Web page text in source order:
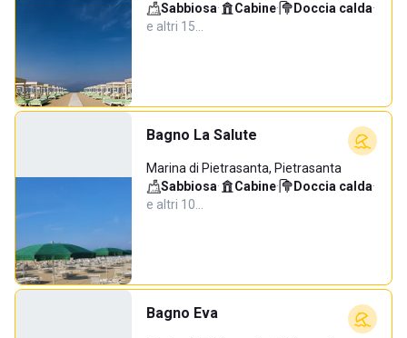
Sabbiosa· Cabine· Doccia calda·
e altri 15…
Bagno La Salute
Marina di Pietrasanta, Pietrasanta
Sabbiosa· Cabine· Doccia calda·
e altri 10…
Bagno Eva